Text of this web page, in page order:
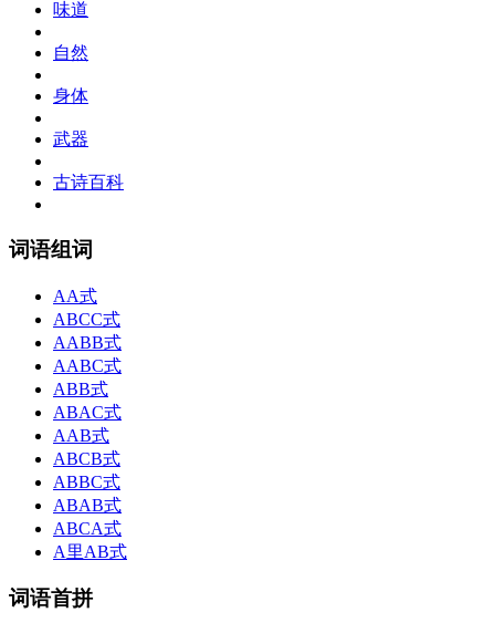
味道
自然
身体
武器
古诗百科
词语组词
AA式
ABCC式
AABB式
AABC式
ABB式
ABAC式
AAB式
ABCB式
ABBC式
ABAB式
ABCA式
A里AB式
词语首拼